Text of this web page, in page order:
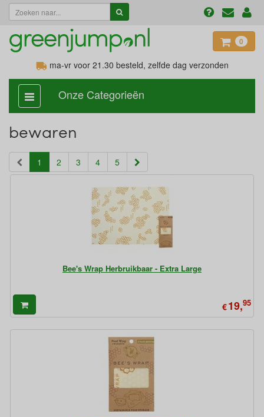
0
ma-vr voor 21.30 besteld, zelfde dag verzonden
categorie
aan,
Onze Categorieën
bewaren
1 (current)
2 3 4 5
Bee's Wrap Herbruikbaar - Extra Large
€19,95